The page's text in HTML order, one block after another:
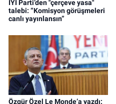
İYİ Parti’den "çerçeve yasa"
talebi: “Komisyon görüşmeleri
canlı yayınlansın”
Özgür Özel Le Monde’a yazdı: